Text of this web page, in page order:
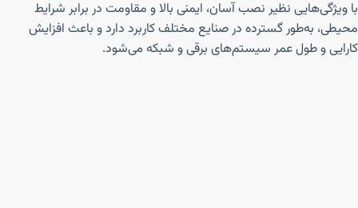
با ویژگی‌هایی نظیر نصب آسان، ایمنی بالا و مقاومت در برابر شرایط
محیطی، به‌طور گسترده در صنایع مختلف کاربرد دارد و باعث افزایش
کارایی و طول عمر سیستم‌های برقی و شبکه می‌شود.